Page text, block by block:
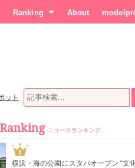
Ranking About
ット
ニュースランキング
1
横浜・海の公園にスタバオープン “文